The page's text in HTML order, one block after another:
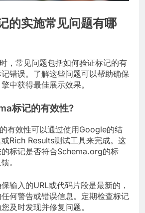
的实施常见问题有哪
，常见问题包括如何验证标记的有
错误。了解这些问题可以帮助确保
中获得最佳展示效果。
标记的有效性?
有效性可以通过使用Google的结
Rich Results测试工具来完成。这
标记是否符合Schema.org的标
。
输入的URL或代码片段是最新的，
何警告或错误信息。定期检查标记
及时发现并修复问题。